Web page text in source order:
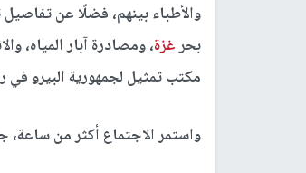
والأطباء بينهم، فضلًا عن
بحرغزة، ومصادرة آبار المياه،
مكتب تمثيل لجمهورية البيرو في
واستمر الاجتماع أكثر من ساعة،